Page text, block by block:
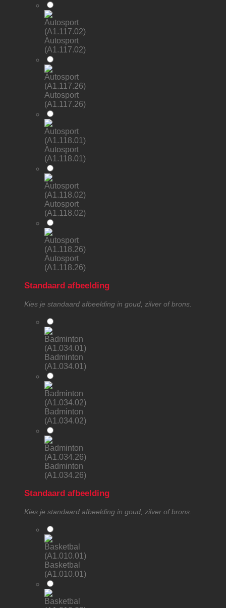
Autosport
(A1.117.02)
Autosport
(A1.117.26)
Autosport
(A1.118.01)
Autosport
(A1.118.02)
Autosport
(A1.118.26)
Standaard afbeelding
Kies je standaard afbeelding in goud, zilver of brons.
Badminton
(A1.034.01)
Badminton
(A1.034.02)
Badminton
(A1.034.26)
Standaard afbeelding
Kies je standaard afbeelding in goud, zilver of brons.
Basketbal
(A1.010.01)